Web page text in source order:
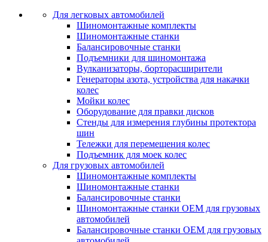
Для легковых автомобилей
Шиномонтажные комплекты
Шиномонтажные станки
Балансировочные станки
Подъемники для шиномонтажа
Вулканизаторы, борторасширители
Генераторы азота, устройства для накачки
колес
Мойки колес
Оборудование для правки дисков
Стенды для измерения глубины протектора
шин
Тележки для перемещения колес
Подъемник для моек колеc
Для грузовых автомобилей
Шиномонтажные комплекты
Шиномонтажные станки
Балансировочные станки
Шиномонтажные станки ОЕМ для грузовых
автомобилей
Балансировочные станки ОЕМ для грузовых